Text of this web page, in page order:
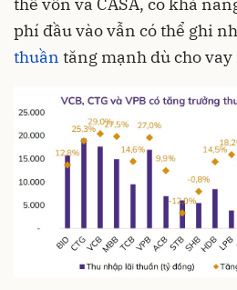
thế vốn và CASA, có khả
phí đầu vào vẫn có thể ghi
thuần tăng mạnh dù cho